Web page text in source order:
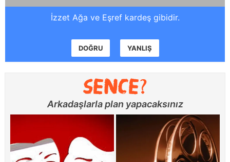
İzzet Ağa ve Eşref kardeş gibidir.
DOĞRU YANLIŞ
Arkadaşlarla plan yapacaksınız